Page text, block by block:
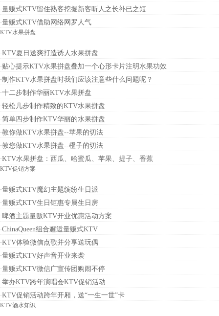
·量贩式KTV留住熟客挖掘新客听人之长补已之短
·量贩式KTV借助网络网罗人气
KTV水果拼盘
·KTV夏日送爽打造诱人水果拼盘
·贴心提示KTV水果拼盘叠加一个心形卡片注明水果功效
·制作KTV水果拼盘时我们应该注意些什么问题呢？
·十二步制作华丽KTV水果拼盘
·轻松几步制作精致的KTV水果拼盘
·简单四步制作KTV华丽的水果拼盘
·教你做KTV水果拼盘--苹果的切法
·教您做KTV水果拼盘--橙子的切法
·KTV水果拼盘：西瓜、哈蜜瓜、苹果、提子、香蕉
KTV促销方案
·量贩式KTV魔幻主题缤纷生日派
·量贩式KTV生日钜惠专属生日房
·啤酒主题量贩KTV开业优惠活动方案
·ChinaQueen组合邂逅量贩式KTV
·KTV体验微信点歌并分享送玩偶
·量贩式KTV好声音开业来袭
·量贩式KTV微信广宣传团购闹不停
·举办KTV跨年演唱会KTV促销活动
·KTV促销活动跨年开厢，送“一生一世”卡
KTV酒水知识